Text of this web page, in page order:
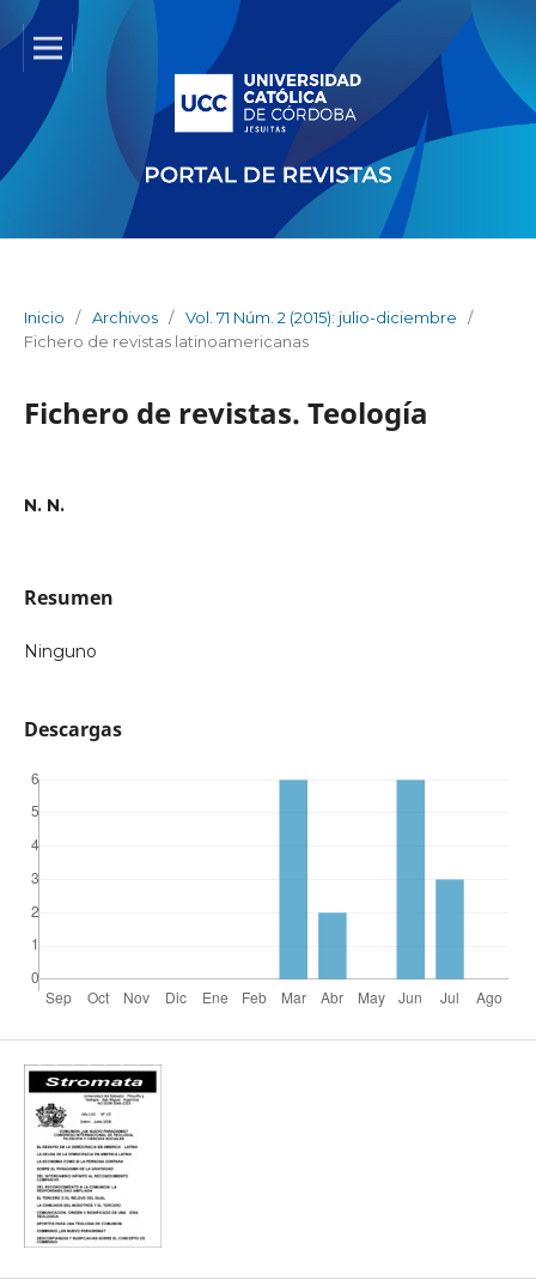
Inicio / Archivos / Vol. 71 Núm. 2 (2015): julio-diciembre
/
Fichero de revistas latinoamericanas
Fichero de revistas. Teología
N. N.
Resumen
Ninguno
Descargas